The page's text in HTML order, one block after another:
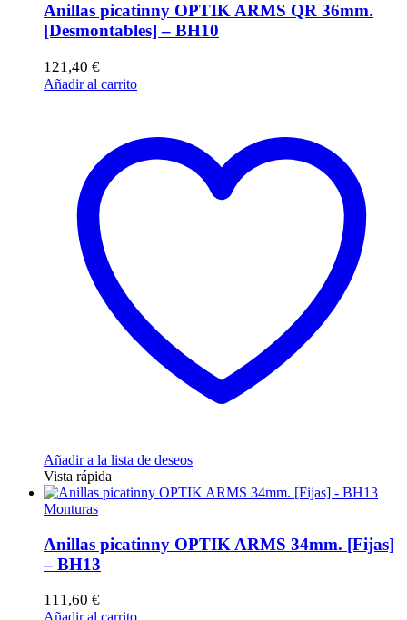
Anillas picatinny OPTIK ARMS QR 36mm.
[Desmontables] – BH10
121,40 €
Añadir al carrito
Añadir a la lista de deseos
Vista rápida
Monturas
Anillas picatinny OPTIK ARMS 34mm. [Fijas]
– BH13
111,60 €